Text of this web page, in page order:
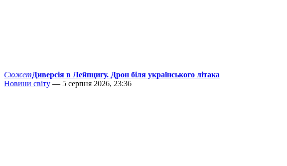
СюжетДиверсія в Лейпцигу. Дрон біля українського літака
Новини світу — 5 серпня 2026, 23:36